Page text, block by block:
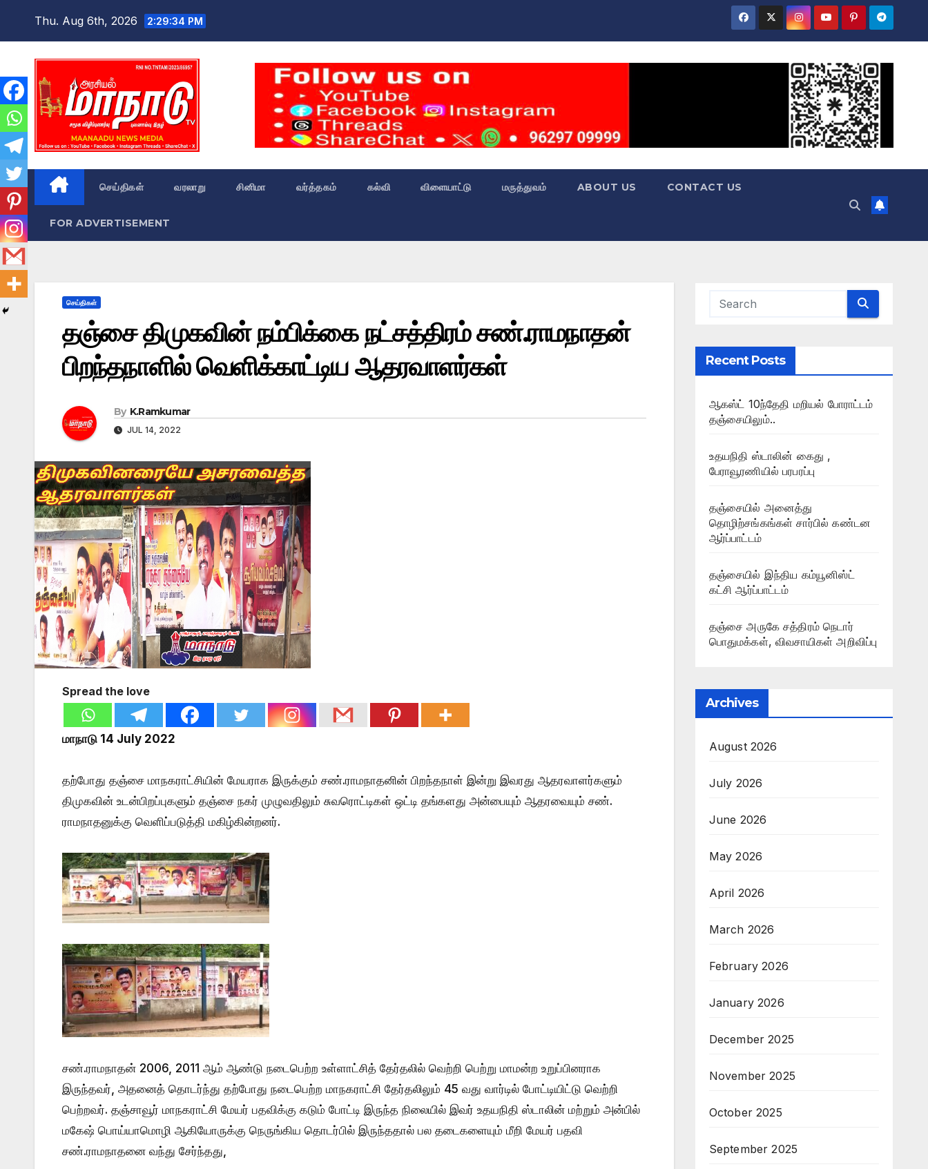
Thu. Aug 6th, 2026 2:29:35 PM
செய்திகள் வரலாறு சினிமா வர்த்தகம் கல்வி விளையாட்டு மருத்துவம் ABOUT US CONTACT US
FOR ADVERTISEMENT
செய்திகள்
தஞ்சை திமுகவின் நம்பிக்கை நட்சத்திரம் சண்.ராமநாதன்
பிறந்தநாளில் வெளிக்காட்டிய ஆதரவாளர்கள்
By K.Ramkumar
JUL 14, 2022
Spread the love
மாநாடு 14 July 2022
தற்போது தஞ்சை மாநகராட்சியின் மேயராக இருக்கும் சண்.ராமநாதனின் பிறந்தநாள் இன்று இவரது ஆதரவாளர்களும்
திமுகவின் உடன்பிறப்புகளும் தஞ்சை நகர் முழுவதிலும் சுவரொட்டிகள் ஒட்டி தங்களது அன்பையும் ஆதரவையும் சண்.
ராமநாதனுக்கு வெளிப்படுத்தி மகிழ்கின்றனர்.
சண்.ராமநாதன் 2006, 2011 ஆம் ஆண்டு நடைபெற்ற உள்ளாட்சித் தேர்தலில் வெற்றி பெற்று மாமன்ற உறுப்பினராக
இருந்தவர், அதனைத் தொடர்ந்து தற்போது நடைபெற்ற மாநகராட்சி தேர்தலிலும் 45 வது வார்டில் போட்டியிட்டு வெற்றி
பெற்றவர். தஞ்சாவூர் மாநகராட்சி மேயர் பதவிக்கு கடும் போட்டி இருந்த நிலையில் இவர் உதயநிதி ஸ்டாலின் மற்றும் அன்பில்
மகேஷ் பொய்யாமொழி ஆகியோருக்கு நெருங்கிய தொடர்பில் இருந்ததால் பல தடைகளையும் மீறி மேயர் பதவி
சண்.ராமநாதனை வந்து சேர்ந்தது,
Recent Posts
ஆகஸ்ட் 10ந்தேதி மறியல் போராட்டம்
தஞ்சையிலும்..
உதயநிதி ஸ்டாலின் கைது ,
பேராவூரணியில் பரபரப்பு
தஞ்சையில் அனைத்து
தொழிற்சங்கங்கள் சார்பில் கண்டன
ஆர்ப்பாட்டம்
தஞ்சையில் இந்திய கம்யூனிஸ்ட்
கட்சி ஆர்ப்பாட்டம்
தஞ்சை அருகே சத்திரம் நெடார்
பொதுமக்கள், விவசாயிகள் அறிவிப்பு
Archives
August 2026
July 2026
June 2026
May 2026
April 2026
March 2026
February 2026
January 2026
December 2025
November 2025
October 2025
September 2025